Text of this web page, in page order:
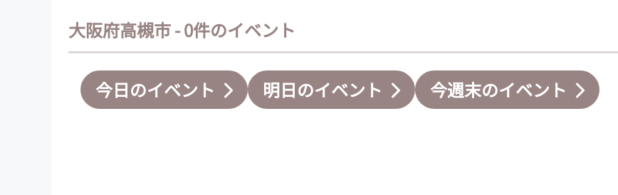
大阪府高槻市 - 0件のイベント
今日のイベント 明日のイベント 今週末のイベント